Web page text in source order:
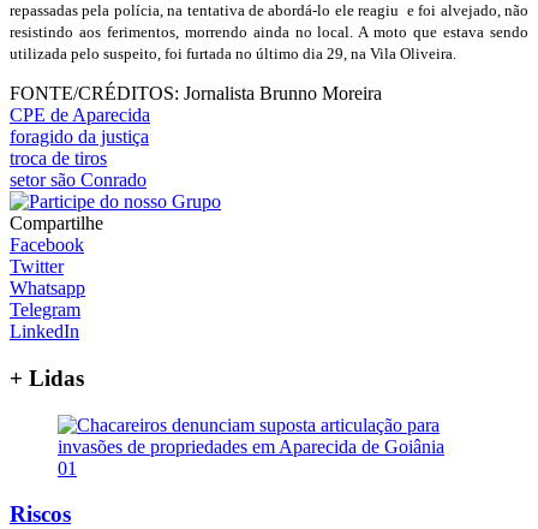
repassadas pela polícia, na tentativa de abordá-lo ele reagiu e foi alvejado, não
resistindo aos ferimentos, morrendo ainda no local. A moto que estava sendo
utilizada pelo suspeito, foi furtada no último dia 29, na Vila Oliveira.
FONTE/CRÉDITOS: Jornalista Brunno Moreira
CPE de Aparecida
foragido da justiça
troca de tiros
setor são Conrado
Compartilhe
Facebook
Twitter
Whatsapp
Telegram
LinkedIn
+ Lidas
01
Riscos